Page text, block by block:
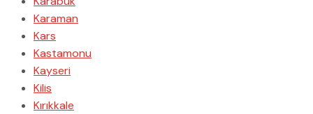
Karaman
Kars
Kastamonu
Kayseri
Kilis
Kırıkkale